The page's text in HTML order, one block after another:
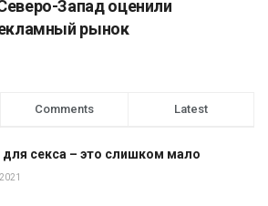
Запад оценили
рынок
Comments Latest
для секса – это слишком мало